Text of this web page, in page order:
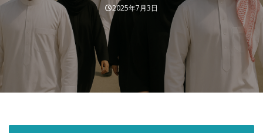
2025年7月3日